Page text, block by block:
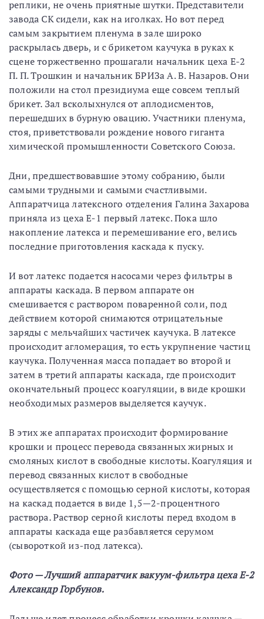
реплики, не очень приятные шутки. Представители
завода СК сидели, как на иголках. Но вот перед
самым закрытием пленума в зале широко
раскрылась дверь, и с брикетом каучука в руках к
сцене торжественно прошагали начальник цеха Е-2
П. П. Трошкин и начальник БРИЗа А. В. Назаров. Они
положили на стол президиума еще совсем теплый
брикет. Зал всколыхнулся от аплодисментов,
перешедших в бурную овацию. Участники пленума,
стоя, приветствовали рождение нового гиганта
химической промышленности Советского Союза.
Дни, предшествовавшие этому собранию, были
самыми трудными и самыми счастливыми.
Аппаратчица латексного отделения Галина Захарова
приняла из цеха Е-1 первый латекс. Пока шло
накопление латекса и перемешивание его, велись
последние приготовления каскада к пуску.
И вот латекс подается насосами через фильтры в
аппараты каскада. В первом аппарате он
смешивается с раствором поваренной соли, под
действием которой снимаются отрицательные
заряды с мельчайших частичек каучука. В латексе
происходит агломерация, то есть укрупнение частиц
каучука. Полученная масса попадает во второй и
затем в третий аппараты каскада, где происходит
окончательный процесс коагуляции, в виде крошки
необходимых размеров выделяется каучук.
В этих же аппаратах происходит формирование
крошки и процесс перевода связанных жирных и
смоляных кислот в свободные кислоты. Коагуляция и
перевод связанных кислот в свободные
осуществляется с помощью серной кислоты, которая
на каскад подается в виде 1,5—2-процентного
раствора. Раствор серной кислоты перед входом в
аппараты каскада еще разбавляется серумом
(сывороткой из-под латекса).
Фото — Лучший аппаратчик вакуум-фильтра цеха Е-2
Александр Горбунов.